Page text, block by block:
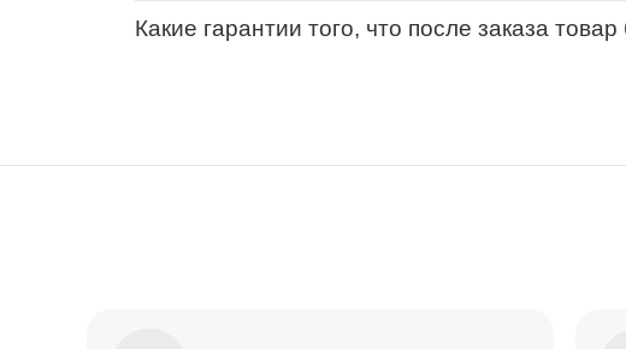
Какие гарантии того, что после заказа